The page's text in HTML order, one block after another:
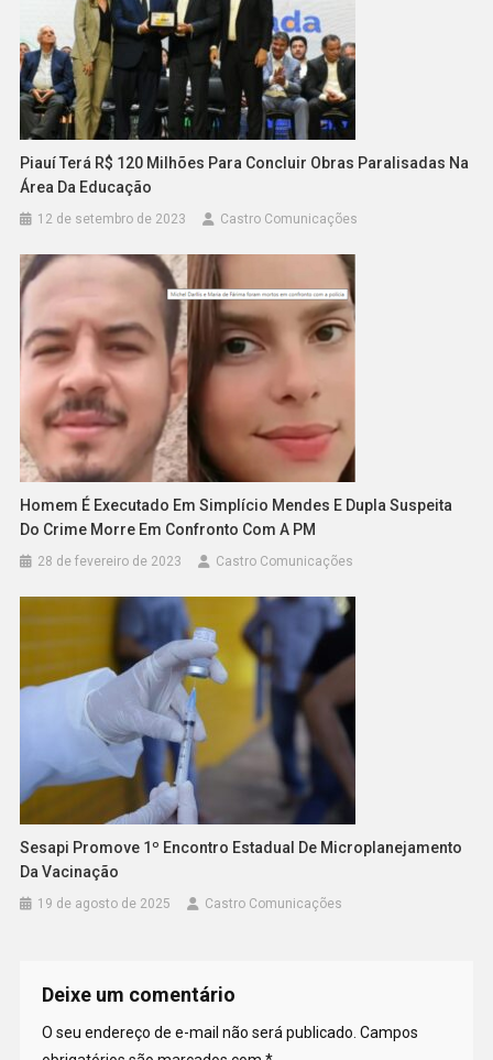
Piauí Terá R$ 120 Milhões Para Concluir Obras Paralisadas Na
Área Da Educação
12 de setembro de 2023 Castro Comunicações
Homem É Executado Em Simplício Mendes E Dupla Suspeita
Do Crime Morre Em Confronto Com A PM
28 de fevereiro de 2023 Castro Comunicações
Sesapi Promove 1º Encontro Estadual De Microplanejamento
Da Vacinação
19 de agosto de 2025 Castro Comunicações
Deixe um comentário
O seu endereço de e-mail não será publicado. Campos